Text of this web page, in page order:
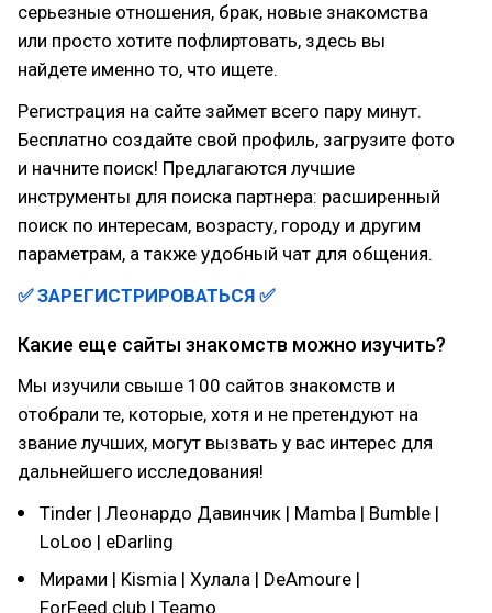
серьезные отношения, брак, новые знакомства
или просто хотите пофлиртовать, здесь вы
найдете именно то, что ищете.
Регистрация на сайте займет всего пару минут.
Бесплатно создайте свой профиль, загрузите фото
и начните поиск! Предлагаются лучшие
инструменты для поиска партнера: расширенный
поиск по интересам, возрасту, городу и другим
параметрам, а также удобный чат для общения.
✅ ЗАРЕГИСТРИРОВАТЬСЯ ✅
Какие еще сайты знакомств можно изучить?
Мы изучили свыше 100 сайтов знакомств и
отобрали те, которые, хотя и не претендуют на
звание лучших, могут вызвать у вас интерес для
дальнейшего исследования!
Tinder | Леонардо Давинчик | Mamba | Bumble |
LoLoo | eDarling
Мирами | Kismia | Хулала | DeAmoure |
ForFeed.club | Teamo